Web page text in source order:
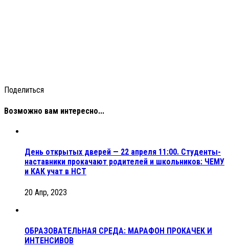
Поделиться
Возможно вам интересно...
День открытых дверей — 22 апреля 11:00. Студенты-
наставники прокачают родителей и школьников: ЧЕМУ
и КАК учат в НСТ
20 Апр, 2023
ОБРАЗОВАТЕЛЬНАЯ СРЕДА: МАРАФОН ПРОКАЧЕК И
ИНТЕНСИВОВ